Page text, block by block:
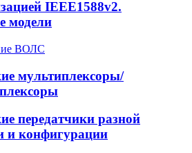
IEEE1588v2.
модели
ВОЛС
мультиплексоры/
передатчики разной
и конфигурации